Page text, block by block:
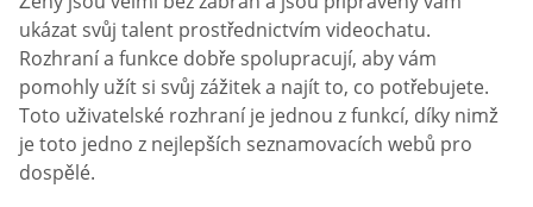
ukázat svůj talent prostřednictvím videochatu.
Rozhraní a funkce dobře spolupracují, aby vám
pomohly užít si svůj zážitek a najít to, co potřebujete.
Toto uživatelské rozhraní je jednou z funkcí, díky nimž
je toto jedno z nejlepších seznamovacích webů pro
dospělé.